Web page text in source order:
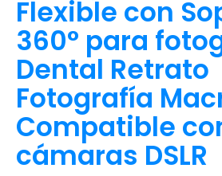
Flexible con
360° para
Dental Retrato
Fotografía
Compatible
cámaras DSLR